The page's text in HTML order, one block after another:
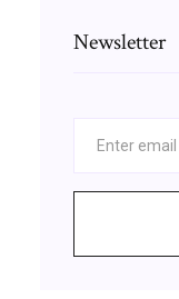
Newsletter